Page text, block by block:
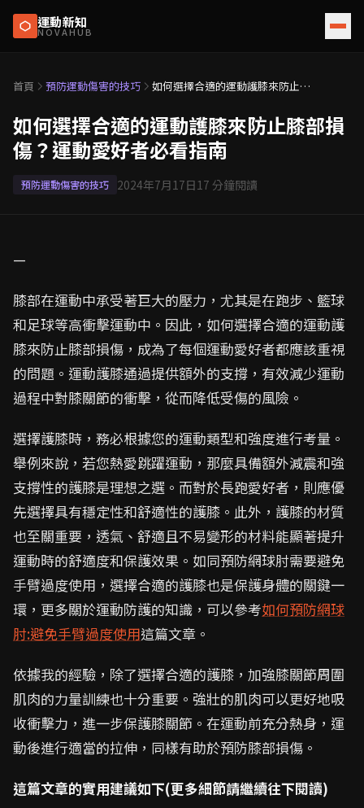
運動新知
NOVAHUB
首頁 預防運動傷害的技巧
如何選擇合適的運動護膝來防止膝
如何選擇合適的運動護膝來防止膝部損
傷？運動愛好者必看指南
預防運動傷害的技巧 2024年7月17日17 分鐘閱讀
—
膝部在運動中承受著巨大的壓力，尤其是在跑步、籃球
和足球等高衝擊運動中。因此，如何選擇合適的運動護
膝來防止膝部損傷，成為了每個運動愛好者都應該重視
的問題。運動護膝通過提供額外的支撐，有效減少運動
過程中對膝關節的衝擊，從而降低受傷的風險。
選擇護膝時，務必根據您的運動類型和強度進行考量。
舉例來說，若您熱愛跳躍運動，那麼具備額外減震和強
支撐性的護膝是理想之選。而對於長跑愛好者，則應優
先選擇具有穩定性和舒適性的護膝。此外，護膝的材質
也至關重要，透氣、舒適且不易變形的材料能顯著提升
運動時的舒適度和保護效果。如同預防網球肘需要避免
手臂過度使用，選擇合適的護膝也是保護身體的關鍵一
環，更多關於運動防護的知識，可以參考如何預防網球
肘:避免手臂過度使用這篇文章。
依據我的經驗，除了選擇合適的護膝，加強膝關節周圍
肌肉的力量訓練也十分重要。強壯的肌肉可以更好地吸
收衝擊力，進一步保護膝關節。在運動前充分熱身，運
動後進行適當的拉伸，同樣有助於預防膝部損傷。
這篇文章的實用建議如下(更多細節請繼續往下閱讀)